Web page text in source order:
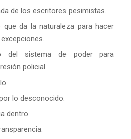
de los escritores pesimistas.
que da la naturaleza para hacer
del sistema de poder para
policial.
lo desconocido.
dentro.